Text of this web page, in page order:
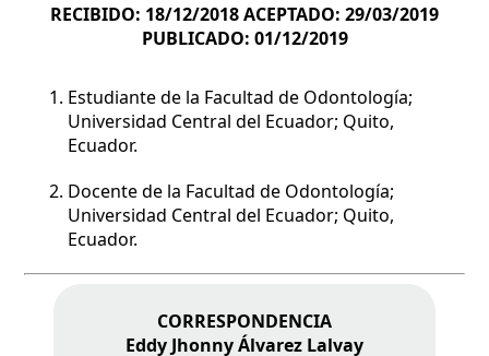
RECIBIDO: 18/12/2018ACEPTADO: 29/03/2019
PUBLICADO: 01/12/2019
Estudiante de la Facultad de Odontología;
Universidad Central del Ecuador; Quito,
Ecuador.
Docente de la Facultad de Odontología;
Universidad Central del Ecuador; Quito,
Ecuador.
CORRESPONDENCIA
Eddy Jhonny Álvarez Lalvay